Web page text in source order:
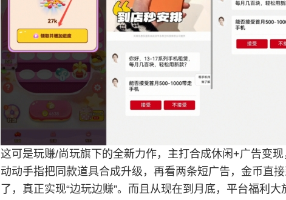
这可是玩赚/尚玩旗下的全新力作，主打合成休闲+广告变
动动手指把同款道具合成升级，再看两条短广告，金币直
了，真正实现“边玩边赚”。而且从现在到月底，平台福利